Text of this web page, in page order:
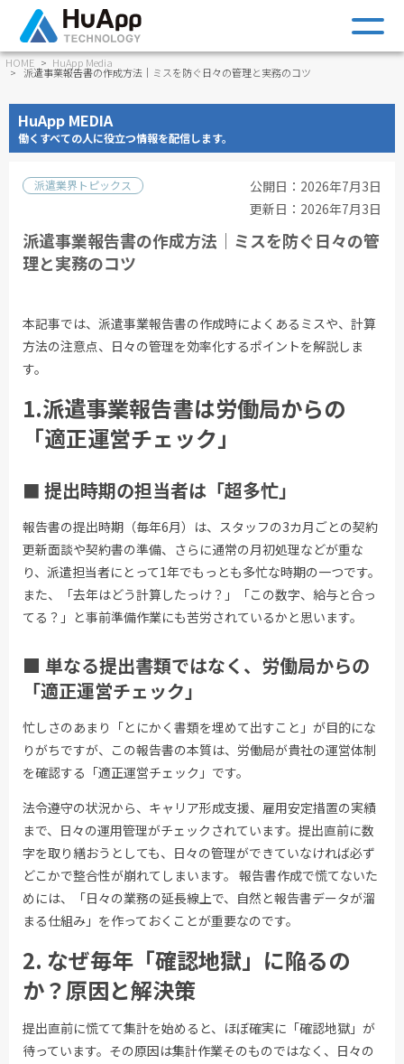
HOME HuApp Media
派遣事業報告書の作成方法｜ミスを防ぐ日々の管理と実務のコツ
HuApp MEDIA
働くすべての人に役立つ情報を配信します。
派遣業界トピックス
公開日：2026年7月3日
更新日：2026年7月3日
派遣事業報告書の作成方法｜ミスを防ぐ日々の管
理と実務のコツ
本記事では、派遣事業報告書の作成時によくあるミスや、計算
方法の注意点、日々の管理を効率化するポイントを解説しま
す。
1.派遣事業報告書は労働局からの
「適正運営チェック」
■ 提出時期の担当者は「超多忙」
報告書の提出時期（毎年6月）は、スタッフの3カ月ごとの契約
更新面談や契約書の準備、さらに通常の月初処理などが重な
り、派遣担当者にとって1年でもっとも多忙な時期の一つです。
また、「去年はどう計算したっけ？」「この数字、給与と合っ
てる？」と事前準備作業にも苦労されているかと思います。
■ 単なる提出書類ではなく、労働局からの
「適正運営チェック」
忙しさのあまり「とにかく書類を埋めて出すこと」が目的にな
りがちですが、この報告書の本質は、労働局が貴社の運営体制
を確認する「適正運営チェック」です。
法令遵守の状況から、キャリア形成支援、雇用安定措置の実績
まで、日々の運用管理がチェックされています。提出直前に数
字を取り繕おうとしても、日々の管理ができていなければ必ず
どこかで整合性が崩れてしまいます。 報告書作成で慌てないた
めには、「日々の業務の延長線上で、自然と報告書データが溜
まる仕組み」を作っておくことが重要なのです。
2. なぜ毎年「確認地獄」に陥るの
か？原因と解決策
提出直前に慌てて集計を始めると、ほぼ確実に「確認地獄」が
待っています。その原因は集計作業そのものではなく、日々の